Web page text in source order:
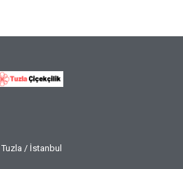
Tuzla / İstanbul